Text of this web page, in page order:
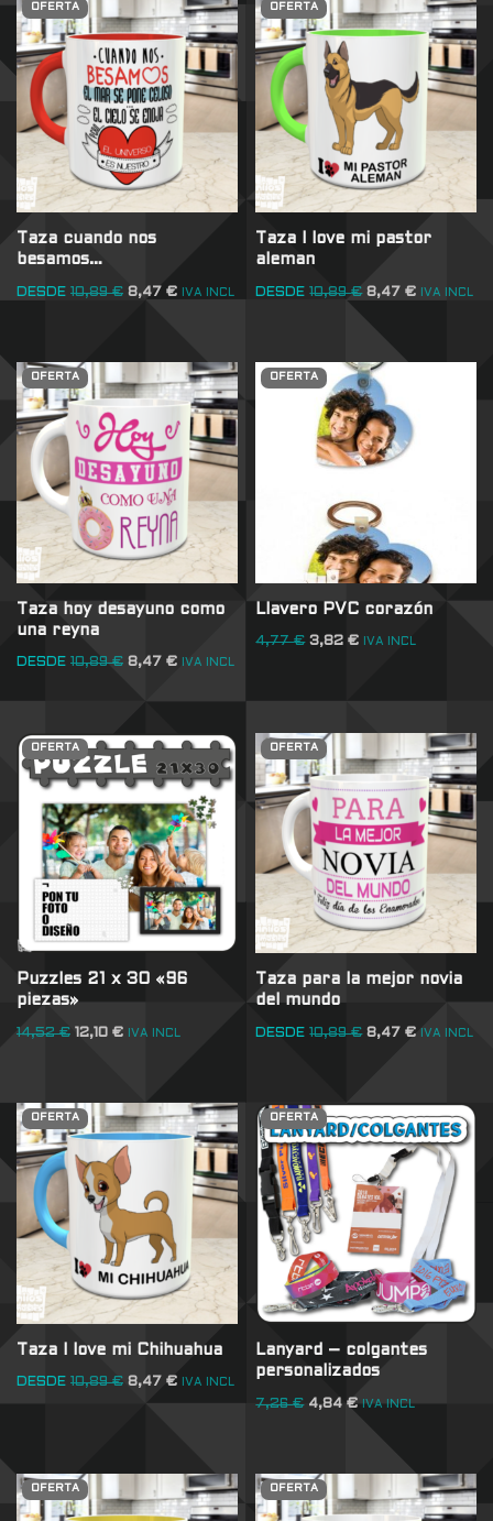
OFERTA
Taza cuando nos
besamos…
DESDE 10,89€ 8,47 € IVA INCL
OFERTA
Taza I love mi pastor
aleman
DESDE 10,89€ 8,47€ IVA INCL
OFERTA
Taza hoy desayuno como
una reyna
DESDE 10,89€ 8,47 € IVA INCL
OFERTA
Llavero PVC corazón
4,77€ 3,82€ IVA INCL
OFERTA
Puzzles 21 x 30 «96
piezas»
14,52€ 12,10 € IVA INCL
OFERTA
Taza para la mejor novia
del mundo
DESDE 10,89€ 8,47€ IVA INCL
OFERTA
Taza I love mi Chihuahua
DESDE 10,89€ 8,47 € IVA INCL
OFERTA
Lanyard – colgantes
personalizados
7,26€ 4,84€ IVA INCL
OFERTA OFERTA